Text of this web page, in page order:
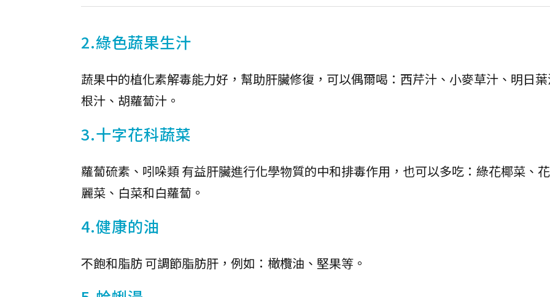
2.綠色蔬果生汁
蔬果中的植化素解毒能力好，幫助肝臟修復，可以偶爾喝：西芹汁、小麥草汁、明日
根汁、胡蘿蔔汁。
3.十字花科蔬菜
蘿蔔硫素、吲哚類 有益肝臟進行化學物質的中和排毒作用，也可以多吃：綠花椰菜、
麗菜、白菜和白蘿蔔。
4.健康的油
不飽和脂肪 可調節脂肪肝，例如：橄欖油、堅果等。